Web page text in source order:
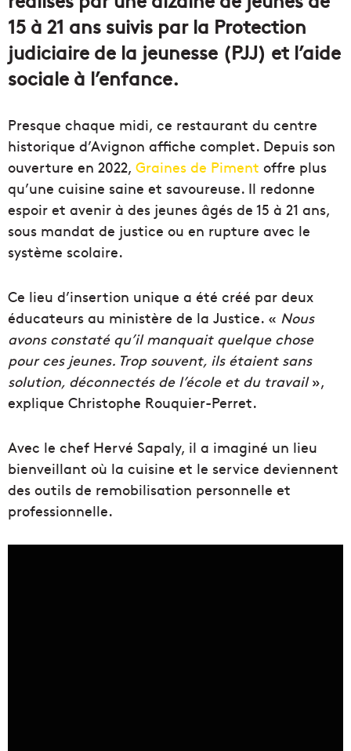
15 à 21 ans suivis par la Protection
judiciaire de la jeunesse (PJJ) et l’aide
sociale à l’enfance.
Presque chaque midi, ce restaurant du centre
historique d’Avignon affiche complet. Depuis son
ouverture en 2022, Graines de Piment offre plus
qu’une cuisine saine et savoureuse. Il redonne
espoir et avenir à des jeunes âgés de 15 à 21 ans,
sous mandat de justice ou en rupture avec le
système scolaire.
Ce lieu d’insertion unique a été créé par deux
éducateurs au ministère de la Justice. « Nous
avons constaté qu’il manquait quelque chose
pour ces jeunes. Trop souvent, ils étaient sans
solution, déconnectés de l’école et du travail»,
explique Christophe Rouquier-Perret.
Avec le chef Hervé Sapaly, il a imaginé un lieu
bienveillant où la cuisine et le service deviennent
des outils de remobilisation personnelle et
professionnelle.